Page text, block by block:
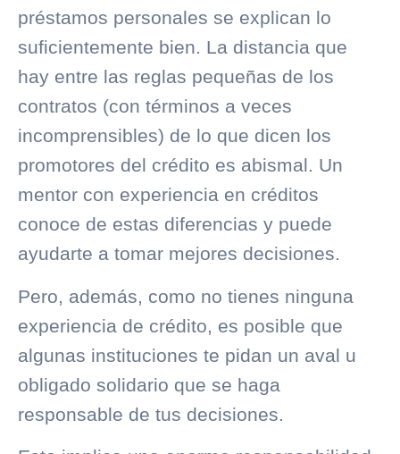
préstamos personales se explican lo
suficientemente bien. La distancia que
hay entre las reglas pequeñas de los
contratos (con términos a veces
incomprensibles) de lo que dicen los
promotores del crédito es abismal. Un
mentor con experiencia en créditos
conoce de estas diferencias y puede
ayudarte a tomar mejores decisiones.
Pero, además, como no tienes ninguna
experiencia de crédito, es posible que
algunas instituciones te pidan un aval u
obligado solidario que se haga
responsable de tus decisiones.